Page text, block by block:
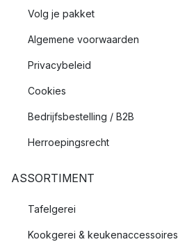
Volg je pakket
Algemene voorwaarden
Privacybeleid
Cookies
Bedrijfsbestelling / B2B
Herroepingsrecht
ASSORTIMENT
Tafelgerei
Kookgerei & keukenaccessoires